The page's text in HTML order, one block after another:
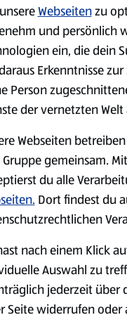
Kräuterbutter
0,18 kg
(4,51 €/1 kg)
Spare 38 %
0,79 €² 1,29 €
Webseitenzu
und persönlich
ein, die dein
Erkenntnisse
Person
der vernetzten
Webseiten
Gruppe gemeinsam.
du alle
Dort findest du
nach einem Klick
Auswahl zu
jederzeit über
Seite widerrufen oder